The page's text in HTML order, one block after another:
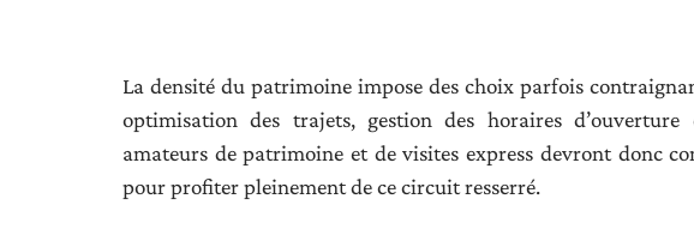
La densité du patrimoine impose des choix parfois
optimisation des trajets, gestion des horaires d’ouverture
amateurs de patrimoine et de visites express devront donc
pour profiter pleinement de ce circuit resserré.